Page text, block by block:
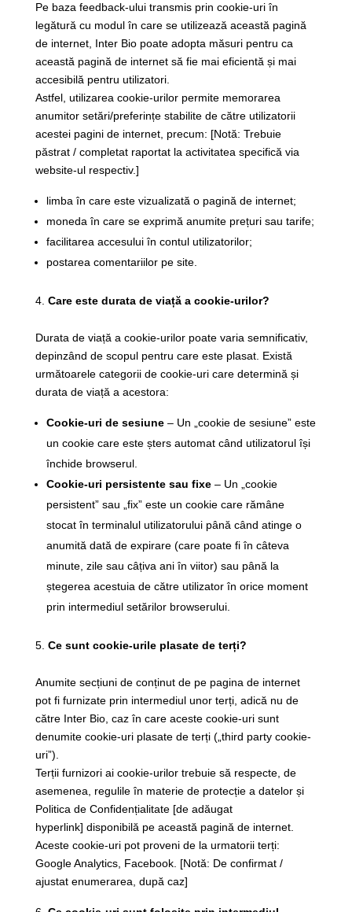
Pe baza feedback-ului transmis prin cookie-uri în
legătură cu modul în care se utilizează această pagină
de internet, Inter Bio poate adopta măsuri pentru ca
această pagină de internet să fie mai eficientă și mai
accesibilă pentru utilizatori.
Astfel, utilizarea cookie-urilor permite memorarea
anumitor setări/preferințe stabilite de către utilizatorii
acestei pagini de internet, precum: [Notă: Trebuie
păstrat / completat raportat la activitatea specifică via
website-ul respectiv.]
limba în care este vizualizată o pagină de internet;
moneda în care se exprimă anumite prețuri sau tarife;
facilitarea accesului în contul utilizatorilor;
postarea comentariilor pe site.
Care este durata de viață a cookie-urilor?
Durata de viață a cookie-urilor poate varia semnificativ,
depinzând de scopul pentru care este plasat. Există
următoarele categorii de cookie-uri care determină și
durata de viață a acestora:
Cookie-uri de sesiune– Un „cookie de sesiune” este
un cookie care este șters automat când utilizatorul își
închide browserul.
Cookie-uri persistente sau fixe– Un „cookie
persistent” sau „fix” este un cookie care rămâne
stocat în terminalul utilizatorului până când atinge o
anumită dată de expirare (care poate fi în câteva
minute, zile sau câțiva ani în viitor) sau până la
ștegerea acestuia de către utilizator în orice moment
prin intermediul setărilor browserului.
Ce sunt cookie-urile plasate de terți?
Anumite secțiuni de conținut de pe pagina de internet
pot fi furnizate prin intermediul unor terți, adică nu de
către Inter Bio, caz în care aceste cookie-uri sunt
denumite cookie-uri plasate de terți („third party cookie-
uri”).
Terții furnizori ai cookie-urilor trebuie să respecte, de
asemenea, regulile în materie de protecție a datelor și
Politica de Confidențialitate [de adăugat
hyperlink] disponibilă pe această pagină de internet.
Aceste cookie-uri pot proveni de la urmatorii terți:
Google Analytics, Facebook. [Notă: De confirmat /
ajustat enumerarea, după caz]